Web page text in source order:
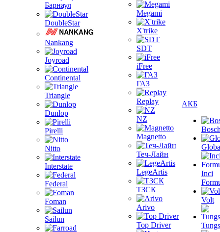
Барнаул
DoubleStar
Nankang
Joyroad
Continental
Triangle
Dunlop
Pirelli
Nitto
Interstate
Federal
Foman
Sailun
Megami
X'trike
SDT
iFree
ГАЗ
Replay
NZ
Magnetto
Теч-Лайн
LegeArtis
ТЗСК
Arivo
Top Driver
АКБ
Inci
Volt